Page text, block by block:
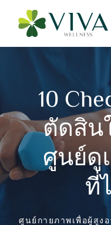
10
ตัดสิน
ศูนย์ดู
ที่
ศูนย์กายภาพเพื่อผู้สูง